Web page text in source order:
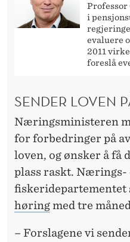
Professor
i
evaluere
2011
foreslå
SENDER LOVEN
Næringsministeren
for forbedringer på
loven, og ønsker å få
plass raskt. Nærings-
fiskeridepartementet
høringmed tre
– Forslagene vi